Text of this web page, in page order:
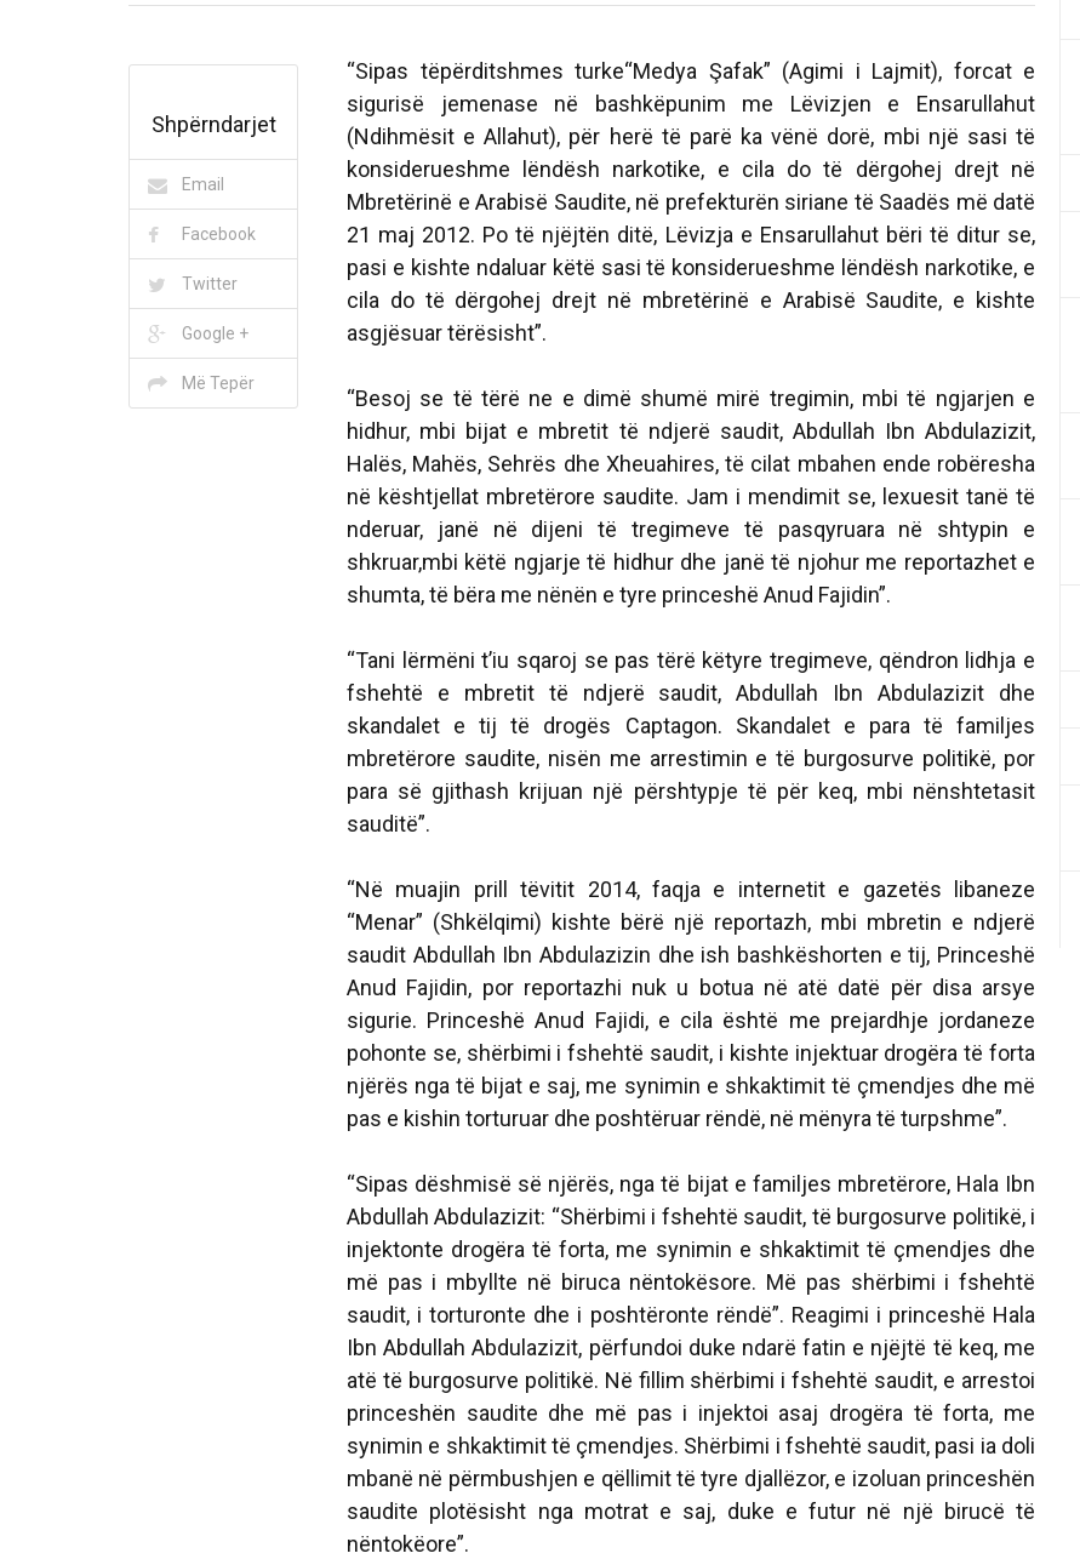
Shpërndarjet
Email
Facebook
Twitter
Google +
Më Tepër
“Sipas tëpërditshmes turke“Medya Şafak” (Agimi i Lajmit), forcat e
sigurisë jemenase në bashkëpunim me Lëvizjen e Ensarullahut
(Ndihmësit e Allahut), për herë të parë ka vënë dorë, mbi një sasi të
konsiderueshme lëndësh narkotike, e cila do të dërgohej drejt në
Mbretërinë e Arabisë Saudite, në prefekturën siriane të Saadës më datë
21 maj 2012. Po të njëjtën ditë, Lëvizja e Ensarullahut bëri të ditur se,
pasi e kishte ndaluar këtë sasi të konsiderueshme lëndësh narkotike, e
cila do të dërgohej drejt në mbretërinë e Arabisë Saudite, e kishte
asgjësuar tërësisht”.
“Besoj se të tërë ne e dimë shumë mirë tregimin, mbi të ngjarjen e
hidhur, mbi bijat e mbretit të ndjerë saudit, Abdullah Ibn Abdulazizit,
Halës, Mahës, Sehrës dhe Xheuahires, të cilat mbahen ende robëresha
në kështjellat mbretërore saudite. Jam i mendimit se, lexuesit tanë të
nderuar, janë në dijeni të tregimeve të pasqyruara në shtypin e
shkruar,mbi këtë ngjarje të hidhur dhe janë të njohur me reportazhet e
shumta, të bëra me nënën e tyre princeshë Anud Fajidin”.
“Tani lërmëni t’iu sqaroj se pas tërë këtyre tregimeve, qëndron lidhja e
fshehtë e mbretit të ndjerë saudit, Abdullah Ibn Abdulazizit dhe
skandalet e tij të drogës Captagon. Skandalet e para të familjes
mbretërore saudite, nisën me arrestimin e të burgosurve politikë, por
para së gjithash krijuan një përshtypje të për keq, mbi nënshtetasit
sauditë”.
“Në muajin prill tëvitit 2014, faqja e internetit e gazetës libaneze
“Menar” (Shkëlqimi) kishte bërë një reportazh, mbi mbretin e ndjerë
saudit Abdullah Ibn Abdulazizin dhe ish bashkëshorten e tij, Princeshë
Anud Fajidin, por reportazhi nuk u botua në atë datë për disa arsye
sigurie. Princeshë Anud Fajidi, e cila është me prejardhje jordaneze
pohonte se, shërbimi i fshehtë saudit, i kishte injektuar drogëra të forta
njërës nga të bijat e saj, me synimin e shkaktimit të çmendjes dhe më
pas e kishin torturuar dhe poshtëruar rëndë, në mënyra të turpshme”.
“Sipas dëshmisë së njërës, nga të bijat e familjes mbretërore, Hala Ibn
Abdullah Abdulazizit: “Shërbimi i fshehtë saudit, të burgosurve politikë, i
injektonte drogëra të forta, me synimin e shkaktimit të çmendjes dhe
më pas i mbyllte në biruca nëntokësore. Më pas shërbimi i fshehtë
saudit, i torturonte dhe i poshtëronte rëndë”. Reagimi i princeshë Hala
Ibn Abdullah Abdulazizit, përfundoi duke ndarë fatin e njëjtë të keq, me
atë të burgosurve politikë. Në fillim shërbimi i fshehtë saudit, e arrestoi
princeshën saudite dhe më pas i injektoi asaj drogëra të forta, me
synimin e shkaktimit të çmendjes. Shërbimi i fshehtë saudit, pasi ia doli
mbanë në përmbushjen e qëllimit të tyre djallëzor, e izoluan princeshën
saudite plotësisht nga motrat e saj, duke e futur në një birucë të
nëntokëore”.